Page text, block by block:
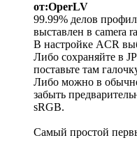
от:OperLV
99.99% делов
выставлен в camera
В настройке ACR
Либо сохраняйте в
поставьте там
Либо можно в
забыть
sRGB.
Самый простой